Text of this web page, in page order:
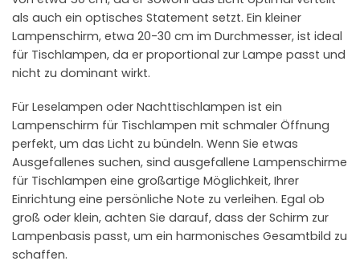
als auch ein optisches Statement setzt. Ein kleiner
Lampenschirm, etwa 20-30 cm im Durchmesser, ist ideal
für Tischlampen, da er proportional zur Lampe passt und
nicht zu dominant wirkt.
Für Leselampen oder Nachttischlampen ist ein
Lampenschirm für Tischlampen mit schmaler Öffnung
perfekt, um das Licht zu bündeln. Wenn Sie etwas
Ausgefallenes suchen, sind ausgefallene Lampenschirme
für Tischlampen eine großartige Möglichkeit, Ihrer
Einrichtung eine persönliche Note zu verleihen. Egal ob
groß oder klein, achten Sie darauf, dass der Schirm zur
Lampenbasis passt, um ein harmonisches Gesamtbild zu
schaffen.